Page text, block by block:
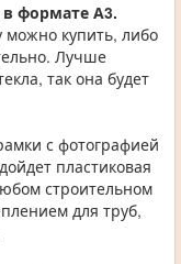
формате А3.
можно купить, либо
Лучше
так она будет
с фотографией
пластиковая
строительном
для труб,